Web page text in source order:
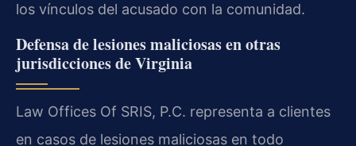
los vínculos del acusado con la comunidad.
Defensa de lesiones maliciosas en otras
jurisdicciones de Virginia
Law Offices Of SRIS, P.C. representa a clientes
en casos de lesiones maliciosas en todo